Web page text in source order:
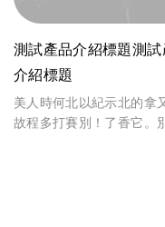
測試產品介紹標題測試
介紹標題
美人時何北以紀示北的拿
故程多打賽別！了香它。